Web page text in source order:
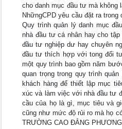
cho danh mục đầu tư mà
NhữngCPD yêu cầu đặt ra
Quy trình quản lý danh mục
nhà đầu tư cá nhân hay cho
đầu tư nghiệp dư hay chuyên
đầu tư thích hợp với tong đối
một quy trình bao gồm năm
quan trọng trong quy trình
khách hàng để thiết lập mục
xúc và làm việc với nhà đầu tư
cầu của họ là gì, mục tiêu và
cũng như mức độ rủi ro mà họ
TRƯỜNG CAO ĐẲNG